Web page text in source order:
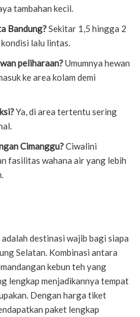
tambahan kecil.
Bandung?Sekitar 1,5 hingga 2
lalu lintas.
peliharaan?Umumnya hewan
ke area kolam demi
Ya, di area tertentu sering
Cimanggu?Ciwalini
fasilitas wahana air yang lebih
destinasi wajib bagi siapa
Selatan. Kombinasi antara
kebun teh yang
lengkap menjadikannya tempat
Dengan harga tiket
paket lengkap